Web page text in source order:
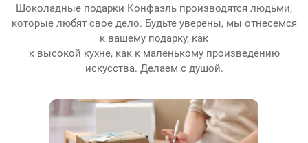
Шоколадные подарки Конфаэль производятся людьми,
которые любят свое дело. Будьте уверены, мы отнесемся
к вашему подарку, как
к высокой кухне, как к маленькому произведению
искусства. Делаем с душой.